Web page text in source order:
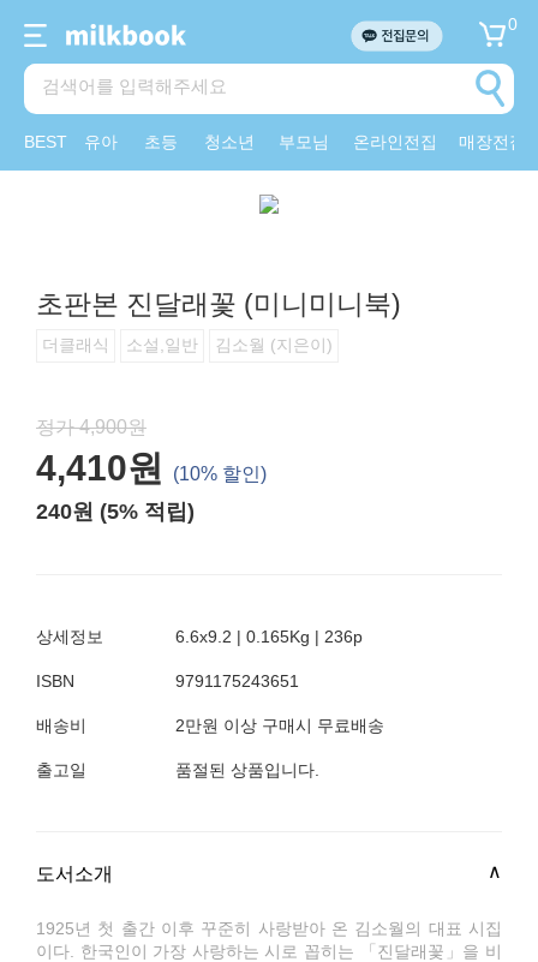
0
BEST 유아 초등 청소년 부모님 온라인전집 매장전집
초판본 진달래꽃 (미니미니북)
더클래식 소설,일반 김소월 (지은이)
정가 4,900원
4,410원 (10% 할인)
240원 (5% 적립)
상세정보 6.6x9.2 | 0.165Kg | 236p
ISBN 9791175243651
배송비 2만원 이상 구매시 무료배송
출고일 품절된 상품입니다.
도서소개
1925년 첫 출간 이후 꾸준히 사랑받아 온 김소월의 대표 시집
이다. 한국인이 가장 사랑하는 시로 꼽히는 「진달래꽃」을 비